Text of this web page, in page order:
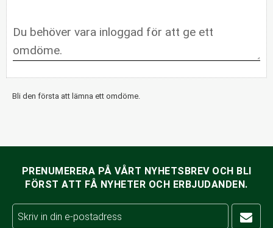
Bli den första att lämna ett omdöme.
PRENUMERERA PÅ VÅRT NYHETSBREV OCH BLI
FÖRST ATT FÅ NYHETER OCH ERBJUDANDEN.